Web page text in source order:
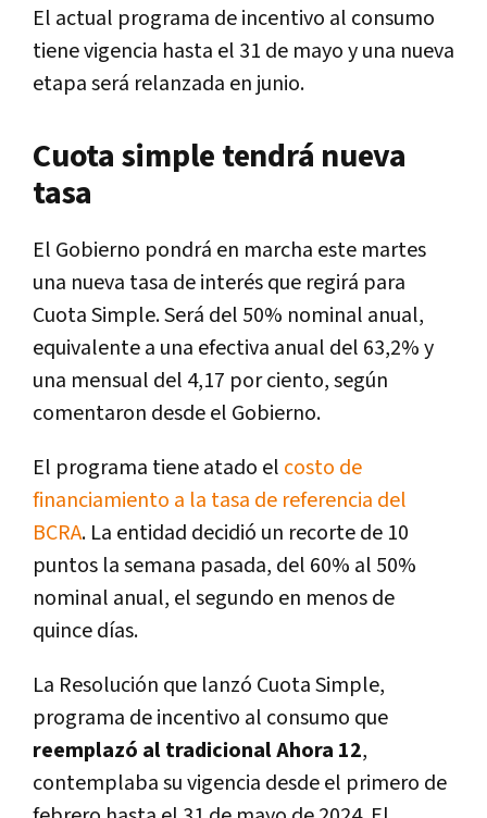
El actual programa de incentivo al consumo
tiene vigencia hasta el 31 de mayo y una nueva
etapa será relanzada en junio.
Cuota simple tendrá nueva
tasa
El Gobierno pondrá en marcha este martes
una nueva tasa de interés que regirá para
Cuota Simple. Será del 50% nominal anual,
equivalente a una efectiva anual del 63,2% y
una mensual del 4,17 por ciento, según
comentaron desde el Gobierno.
El programa tiene atado el costo de
financiamiento a la tasa de referencia del
BCRA. La entidad decidió un recorte de 10
puntos la semana pasada, del 60% al 50%
nominal anual, el segundo en menos de
quince días.
La Resolución que lanzó Cuota Simple,
programa de incentivo al consumo que
reemplazó al tradicional Ahora 12,
contemplaba su vigencia desde el primero de